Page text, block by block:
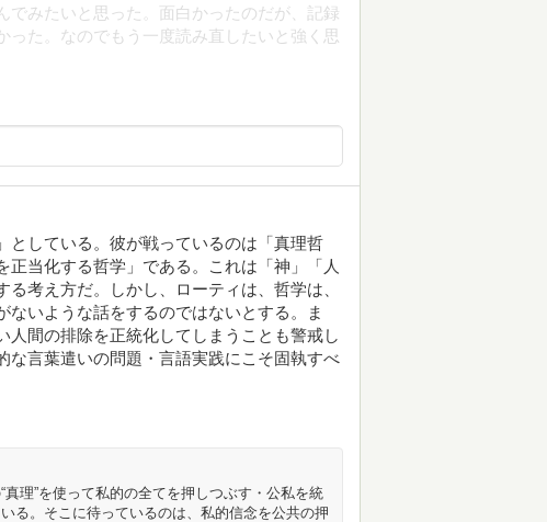
みたいと思った。面白かったのだが、記録
った。なのでもう一度読み直したいと強く思
としている。彼が戦っているのは「真理哲
当化する哲学」である。これは「神」「人
考え方だ。しかし、ローティは、哲学は、
いような話をするのではないとする。ま
間の排除を正統化してしまうことも警戒し
な言葉遣いの問題・言語実践にこそ固執すべ
理”を使って私的の全てを押しつぶす・公私を統
る。そこに待っているのは、私的信念を公共の押